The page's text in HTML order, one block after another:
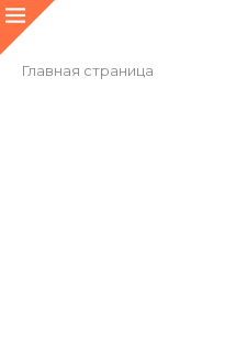
Главная страница